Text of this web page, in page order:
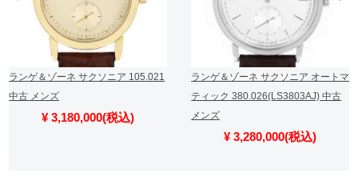
ランゲ＆ゾーネ サクソニア 105.021
中古 メンズ
¥ 3,180,000(税込)
ランゲ＆ゾーネ サクソニア オートマ
ティック 380.026(LS3803AJ) 中古
メンズ
¥ 3,280,000(税込)